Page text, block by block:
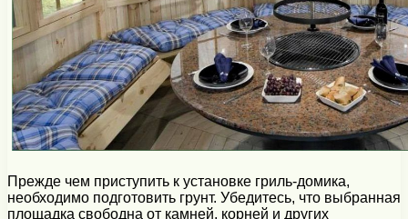
Прежде чем приступить к установке гриль-домика,
необходимо подготовить грунт. Убедитесь, что выбранная
площадка свободна от камней, корней и других